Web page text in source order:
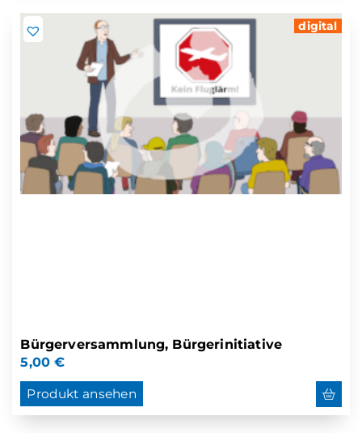
digital
Bürgerversammlung, Bürgerinitiative
5,00€
Produkt ansehen